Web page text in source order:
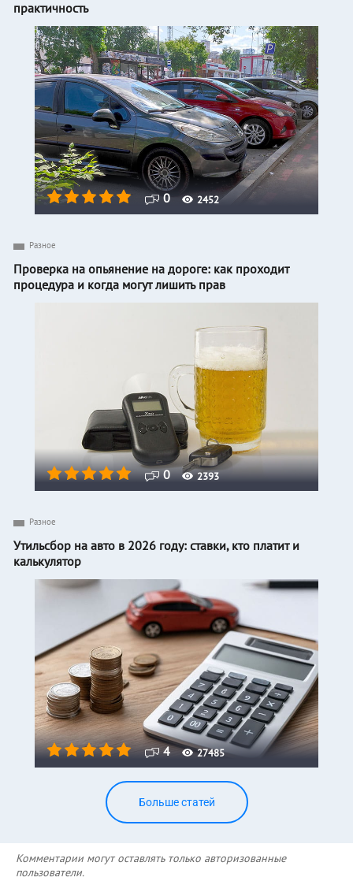
0 2452
практичность
0 2393
Разное
Проверка на опьянение на дороге: как проходит
процедура и когда могут лишить прав
4 27485
Разное
Утильсбор на авто в 2026 году: ставки, кто платит и
калькулятор
Больше статей
Комментарии могут оставлять только авторизованные
пользователи.